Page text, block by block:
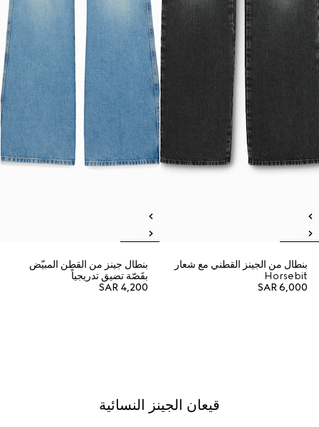
بنطال من الجينز القطني مع شعار
Horsebit
SAR 6,000
بنطال جينز من القطن المبيّض
بقَصّة تضيق تدريجياً
SAR 4,200
قيعان الجينز النسائية